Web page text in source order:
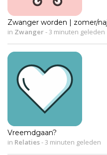
Zwanger worden | zomer/
in Zwanger- 3 minuten geleden
Vreemdgaan?
in Relaties- 3 minuten geleden